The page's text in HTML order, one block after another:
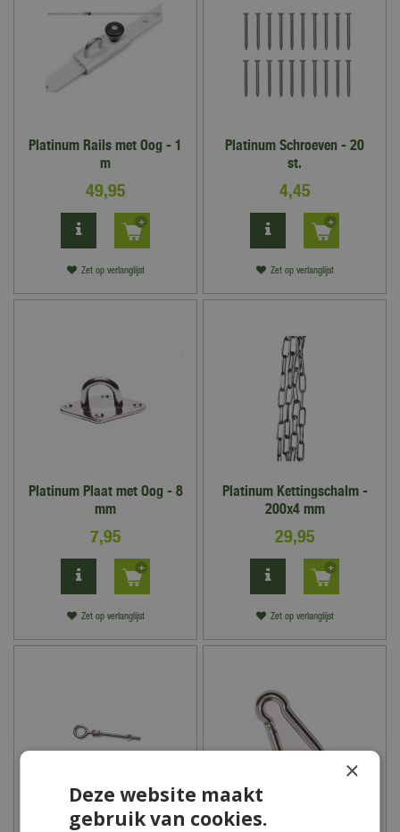
Platinum Rails met Oog - 1
m
49,95
Zet op verlanglijst
Platinum Schroeven - 20
st.
4,45
Zet op verlanglijst
Platinum Plaat met Oog - 8
mm
7,95
Zet op verlanglijst
Platinum Kettingschalm -
200x4 mm
29,95
Zet op verlanglijst
×
Deze website maakt
gebruik van cookies.